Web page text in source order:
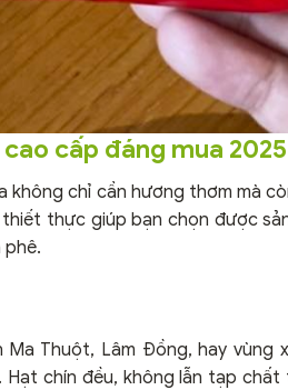
cấp đáng mua 2025
không chỉ cần hương thơm mà
thực giúp bạn chọn được
Thuột, Lâm Đồng, hay vùng
chín đều, không lẫn tạp